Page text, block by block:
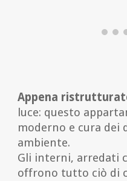
Appena
luce: questo
moderno e cura dei
ambiente.
Gli interni, arredati
offrono tutto ciò di